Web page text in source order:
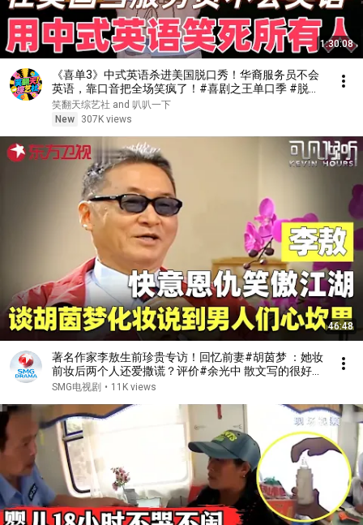
1:30:08
《喜单3》中式英语杀进美国脱口秀！华裔服务员不会
英语，靠口音把全场笑疯了！#喜剧之王单口季 #脱口
秀 #搞笑 #喜剧 #funny #综艺
笑翻天综艺社 and 叭叭一下
New
307K views
46:48
著名作家李敖生前珍贵专访！回忆前妻#胡茵梦 ：她妆
前妆后两个人还爱撒谎？评价#余光中 散文写的很好，
但品格算不得一流知识分子！#李敖 #可凡倾听 FULL
SMG电视剧 • 11K views